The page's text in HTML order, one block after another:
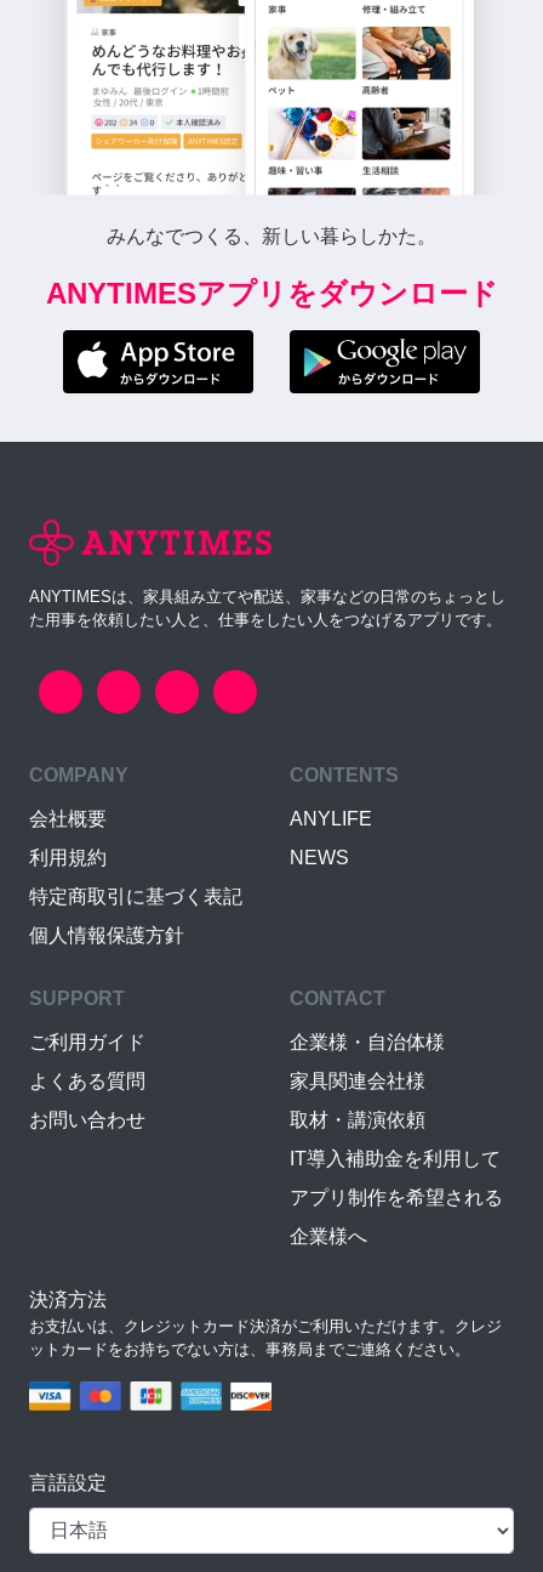
みんなでつくる、新しい暮らしかた。
ANYTIMESアプリをダウンロード
ANYTIMESは、家具組み立てや配送、家事などの日常のちょっとし
た用事を依頼したい人と、仕事をしたい人をつなげるアプリです。
COMPANY
会社概要
利用規約
特定商取引に基づく表記
個人情報保護方針
CONTENTS
ANYLIFE
NEWS
SUPPORT
ご利用ガイド
よくある質問
お問い合わせ
CONTACT
企業様・自治体様
家具関連会社様
取材・講演依頼
IT導入補助金を利用して
アプリ制作を希望される
企業様へ
決済方法
お支払いは、クレジットカード決済がご利用いただけます。クレジ
ットカードをお持ちでない方は、事務局までご連絡ください。
言語設定